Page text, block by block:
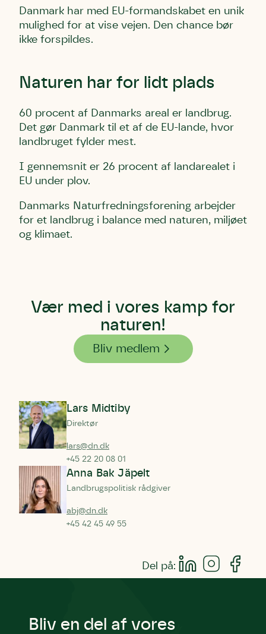
Danmark har med EU-formandskabet en unik
mulighed for at vise vejen. Den chance bør
ikke forspildes.
Naturen har for lidt plads
60 procent af Danmarks areal er landbrug.
Det gør Danmark til et af de EU-lande, hvor
landbruget fylder mest.
I gennemsnit er 26 procent af landarealet i
EU under plov.
Danmarks Naturfredningsforening arbejder
for et landbrug i balance med naturen, miljøet
og klimaet.
Vær med i vores kamp for
naturen!
Bliv medlem
Lars Midtiby
Direktør
lars@dn.dk
+45 22 20 08 01
Anna Bak Jäpelt
Landbrugspolitisk rådgiver
abj@dn.dk
+45 42 45 49 55
Del på:
Bliv en del af vores